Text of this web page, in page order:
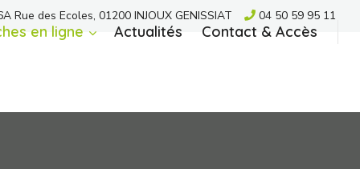
Rue des Ecoles, 01200 INJOUX GENISSIAT 04 50 59 95 11
en ligne Actualités Contact & Accès